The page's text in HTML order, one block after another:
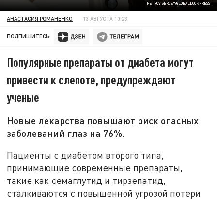
PETROV SERGEY/GLOBALLOOKPRESS
АНАСТАСИЯ РОМАНЕНКО 13 АВГУСТА 10:23
ПОДПИШИТЕСЬ:
Популярные препараты от диабета могут
привести к слепоте, предупреждают
ученые
Новые лекарства повышают риск опасных
заболеваний глаз на 76%.
Пациенты с диабетом второго типа,
принимающие современные препараты,
такие как семаглутид и тирзепатид,
сталкиваются с повышенной угрозой потери